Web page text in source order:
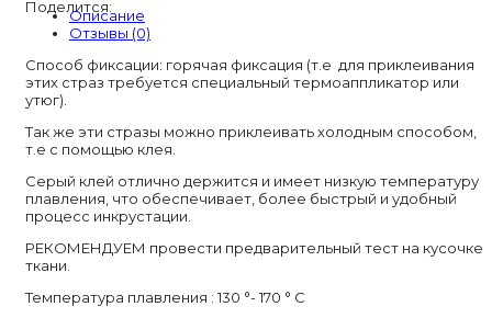
Tanzanite
Поделится:
Описание
Отзывы (0)
Способ фиксации: горячая фиксация (т.е для приклеивания
этих страз требуется специальный термоаппликатор или
утюг).
Так же эти стразы можно приклеивать холодным способом,
т.е с помощью клея.
Серый клей отлично держится и имеет низкую температуру
плавления, что обеспечивает, более быстрый и удобный
процесс инкрустации.
РЕКОМЕНДУЕМ провести предварительный тест на кусочке
ткани.
Температура плавления : 130 °- 170 ° C